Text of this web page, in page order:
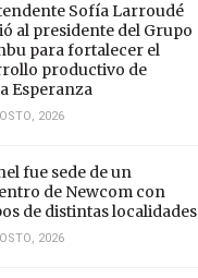
Sofía Larroudé
al presidente del Grupo
para fortalecer el
productivo de
Esperanza
2026
fue sede de un
de Newcom con
de distintas localidades
2026